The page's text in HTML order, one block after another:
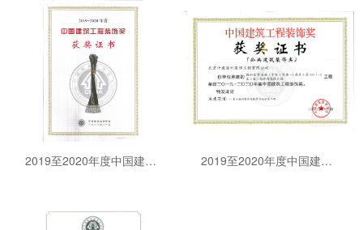
2019至2020年度中国建筑装工程装饰奖 2019至2020年度中国建筑工程装饰奖